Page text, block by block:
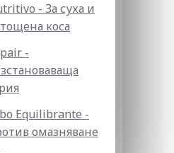
- За суха и
коса
-
Equilibrante -
омазняване